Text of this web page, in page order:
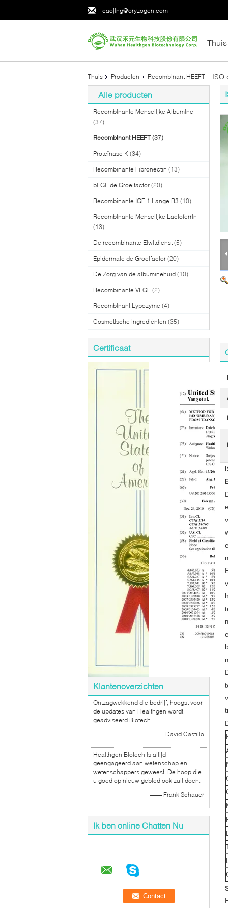
caojing@oryzogen.com
Thuis
Thuis Producten Recombinant HEEFT ISO
Alle producten
Recombinante Menselijke Albumine
(37)
Recombinant HEEFT (37)
Proteïnase K (34)
Recombinante Fibronectin (13)
bFGF de Groeifactor (20)
Recombinante IGF 1 Lange R3 (10)
Recombinante Menselijke Lactoferrin
(13)
De recombinante Eiwitdienst (5)
Epidermale de Groeifactor (20)
De Zorg van de albuminehuid (10)
Recombinante VEGF (2)
Recombinant Lypozyme (4)
Cosmetische ingrediënten (35)
Certificaat
Klantenoverzichten
Ontzagwekkend die bedrijf, hoogst voor
de updates van Healthgen wordt
geadviseerd Biotech.
—— David Castillo
Healthgen Biotech is altijd
geëngageerd aan wetenschap en
wetenschappers geweest. De hoop die
u goed op nieuw gebied ook zult doen.
—— Frank Schauer
Ik ben online Chatten Nu